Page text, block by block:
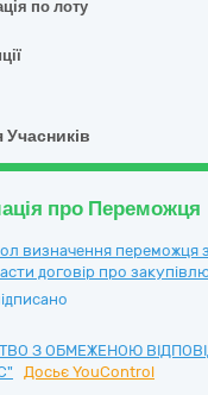
по лоту
Учасників
про Переможця
визначення переможця
договір про
З ОБМЕЖЕНОЮ
Досьє YouControl